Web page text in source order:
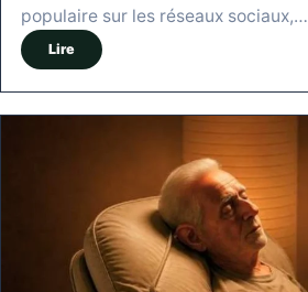
populaire sur les réseaux sociaux,…
Lire